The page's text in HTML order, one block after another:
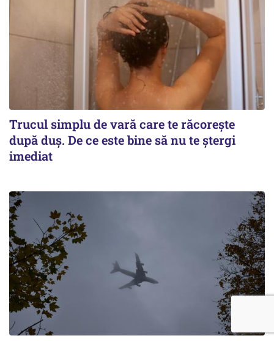
Trucul simplu de vară care te răcorește
după duș. De ce este bine să nu te ștergi
imediat